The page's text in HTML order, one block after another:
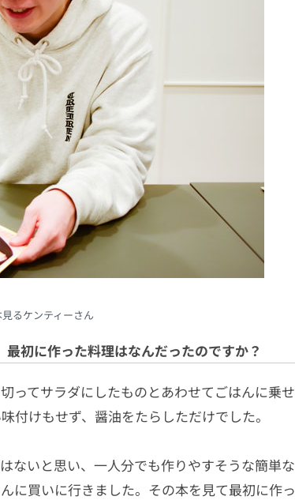
るケンティーさん
初に作った料理はなんだったのですか？
ってサラダにしたものとあわせてごはんに乗せ
付けもせず、醤油をたらしただけでした。
ないと思い、一人分でも作りやすそうな簡単な
に買いに行きました。その本を見て最初に作っ